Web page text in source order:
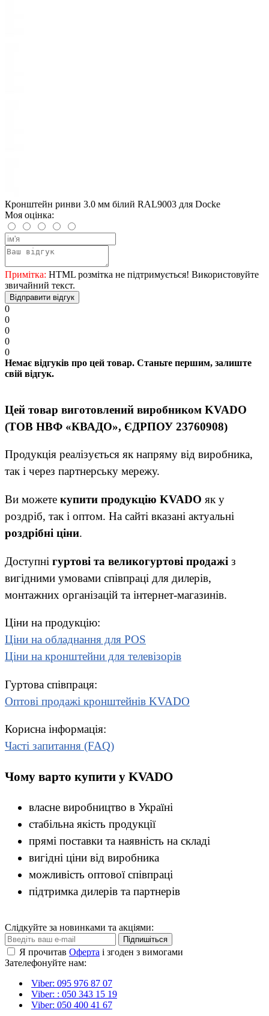
Кронштейн ринви 3.0 мм білий RAL9003 для Docke
Моя оцінка:
Примітка: HTML розмітка не підтримується! Використовуйте
звичайний текст.
Відправити відгук
0
0
0
0
0
Немає відгуків про цей товар. Станьте першим, залиште
свій відгук.
Цей товар виготовлений виробником KVADO
(ТОВ НВФ «КВАДО», ЄДРПОУ 23760908)
Продукція реалізується як напряму від виробника,
так і через партнерську мережу.
Ви можете купити продукцію KVADO як у
роздріб, так і оптом. На сайті вказані актуальні
роздрібні ціни.
Доступні гуртові та великогуртові продажі з
вигідними умовами співпраці для дилерів,
монтажних організацій та інтернет-магазинів.
Ціни на продукцію:
Ціни на обладнання для POS
Ціни на кронштейни для телевізорів
Гуртова співпраця:
Оптові продажі кронштейнів KVADO
Корисна інформація:
Часті запитання (FAQ)
Чому варто купити у KVADO
власне виробництво в Україні
стабільна якість продукції
прямі поставки та наявність на складі
вигідні ціни від виробника
можливість оптової співпраці
підтримка дилерів та партнерів
Слідкуйте за новинками та акціями:
Підпишіться
Я прочитав Оферта і згоден з вимогами
Зателефонуйте нам:
Viber: 095 976 87 07
Viber: : 050 343 15 19‬
Viber: 050 400 41 67